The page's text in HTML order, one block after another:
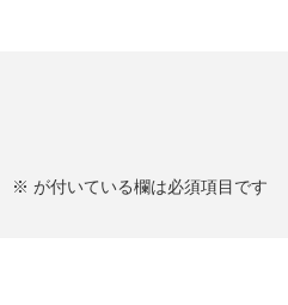
※ が付いている欄は必須項目です